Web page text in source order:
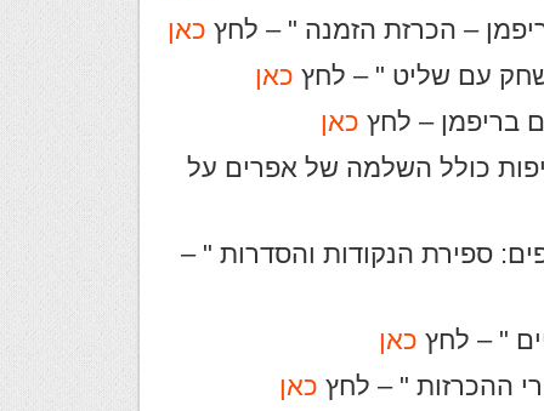
כאן
עם שליט " – לחץ כאן
כאן
כולל השלמה של אפרים על
ספירת הנקודות והסדרות " –
" – לחץ כאן
ההכרזות " – לחץ כאן